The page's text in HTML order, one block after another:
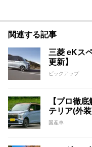
関連する記事
三菱 eKス
更新】
ピックアップ
【プロ徹
テリア(外
国産車